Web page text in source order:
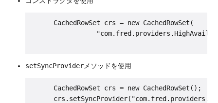
      CachedRowSet crs = new CachedRowSet(
setSyncProvider メソッドを使用
      CachedRowSet crs = new CachedRowSet();